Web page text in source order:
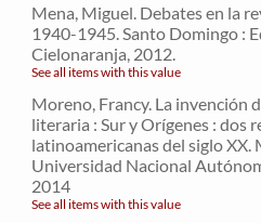
Mena, Miguel. Debates en la
1940-1945. Santo Domingo :
Cielonaranja, 2012.
See all items with this value
Moreno, Francy. La invención
literaria : Sur y Orígenes : dos
latinoamericanas del siglo XX.
Universidad Nacional
2014
See all items with this value